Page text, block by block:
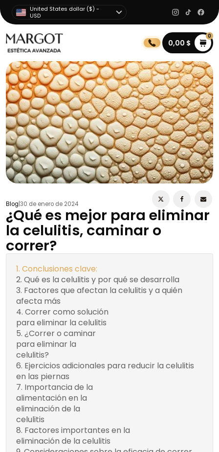
United States dollar ($) -
USD
0,00 $
0
Blog 30 de enero de 2024
¿Qué es mejor para eliminar
la celulitis, caminar o
correr?
Conclusiones clave:
Qué es la celulitis y por qué se desarrolla
Factores que afectan la celulitis y a quién
afecta más
Correr como solución
para eliminar la celulitis
¿Correr o caminar
para eliminar la
celulitis?
Ejercicios adicionales para reducir la celulitis
en las piernas
Importancia de la
alimentación en la
eliminación de la
celulitis
Factores importantes en la
eliminación de la celulitis